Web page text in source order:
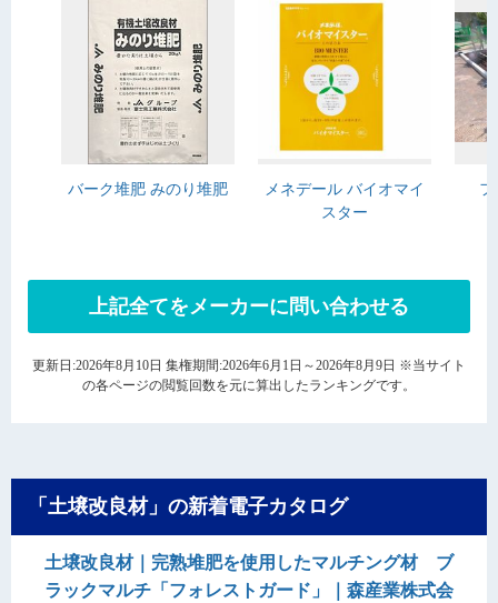
バーク堆肥 みのり堆肥
メネデール バイオマイ
スター
上記全てをメーカーに問い合わせる
更新日:2026年8月10日 集権期間:2026年6月1日～2026年8月9日 ※当サイト
の各ページの閲覧回数を元に算出したランキングです。
「土壌改良材」の新着電子カタログ
土壌改良材｜完熟堆肥を使用したマルチング材 ブ
ラックマルチ「フォレストガード」｜森産業株式会